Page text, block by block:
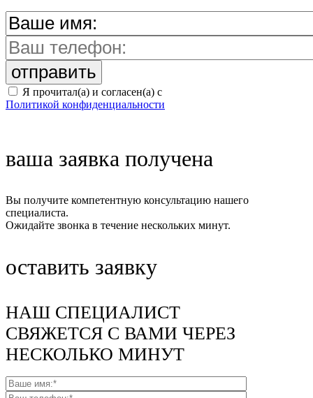
Я прочитал(а) и согласен(а) с
Политикой конфиденциальности
ваша заявка получена
Вы получите компетентную консультацию нашего
специалиста.
Ожидайте звонка в течение нескольких минут.
оставить заявку
НАШ СПЕЦИАЛИСТ
СВЯЖЕТСЯ С ВАМИ ЧЕРЕЗ
НЕСКОЛЬКО МИНУТ